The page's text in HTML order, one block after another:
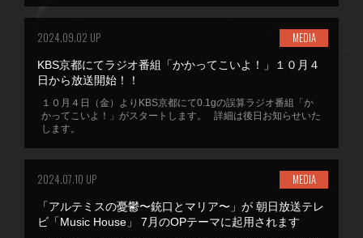
2024.09.02 UP MEDIA
KBS京都にてラジオ番組「かかってこいよ！」１０月４
日から放送開始！！
１０月４日（金）よりKBS京都にて0.1gの誤算ラジオ番組「か
かってこいよ！」がスタートします。 詳細は後日お知らせいた
します。
2024.07.10 UP MEDIA
「アルテミスの憂鬱〜銃口とマリア〜」が 朝日放送テレ
ビ「Music House」 7月のOPテーマに起用されます